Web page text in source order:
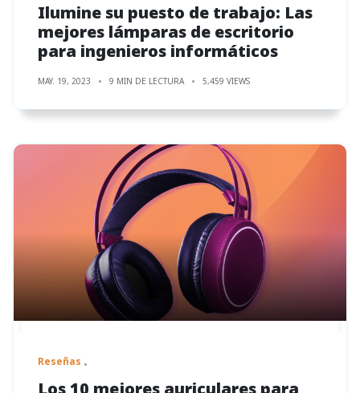
Ilumine su puesto de trabajo: Las
mejores lámparas de escritorio
para ingenieros informáticos
MAY. 19, 2023 9 MIN DE LECTURA 5,459 VIEWS
Reseñas
Los 10 mejores auriculares para